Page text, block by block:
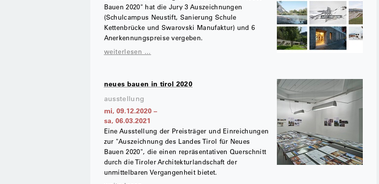
Bauen 2020" hat die Jury 3 Auszeichnungen
(Schulcampus Neustift, Sanierung Schule
Kettenbrücke und Swarovski Manufaktur) und 6
Anerkennungspreise vergeben.
weiterlesen …
neues bauen in tirol 2020
ausstellung
mi, 09.12.2020–
sa, 06.03.2021
Eine Ausstellung der Preisträger und Einreichungen
zur "Auszeichnung des Landes Tirol für Neues
Bauen 2020", die einen repräsentativen Querschnitt
durch die Tiroler Architekturlandschaft der
unmittelbaren Vergangenheit bietet.